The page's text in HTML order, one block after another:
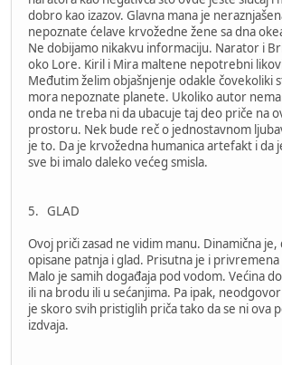
dobro kao izazov. Glavna mana je
nepoznate ćelave krvožedne žene sa dna
Ne dobijamo nikakvu informaciju. Narator i
oko Lore. Kiril i Mira maltene nepotrebni
Međutim želim objašnjenje odakle čovekoliki
mora nepoznate planete. Ukoliko autor
onda ne treba ni da ubacuje taj deo priče na
prostoru. Nek bude reč o jednostavnom
je to. Da je krvožedna humanica artefakt i da
sve bi imalo daleko većeg smisla.
5. GLAD
Ovoj priči zasad ne vidim manu. Dinamična
opisane patnja i glad. Prisutna je i
Malo je samih događaja pod vodom. Većina
ili na brodu ili u sećanjima. Pa ipak,
je skoro svih pristiglih priča tako da se ni ova
izdvaja.